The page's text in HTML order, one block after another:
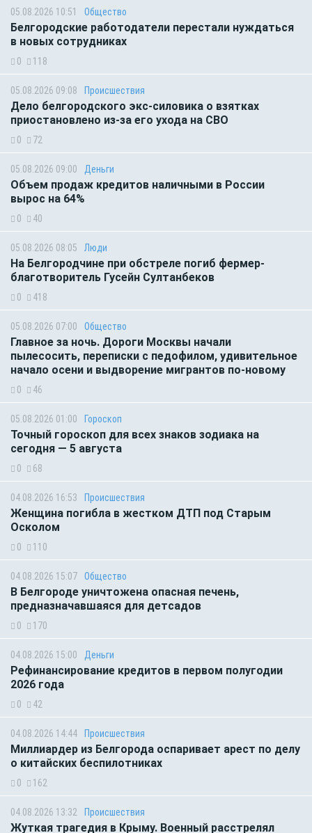
05.08.2026 10:51 Общество
Белгородские работодатели перестали нуждаться
в новых сотрудниках
0 118
05.08.2026 09:08 Происшествия
Дело белгородского экс-силовика о взятках
приостановлено из-за его ухода на СВО
0 72
05.08.2026 09:00 Деньги
Объем продаж кредитов наличными в России
вырос на 64%
0 40
05.08.2026 08:05 Люди
На Белгородчине при обстреле погиб фермер-
благотворитель Гусейн Султанбеков
0 418
05.08.2026 07:00 Общество
Главное за ночь. Дороги Москвы начали
пылесосить, переписки с педофилом, удивительное
начало осени и выдворение мигрантов по-новому
0 46
05.08.2026 01:00 Гороскоп
Точный гороскоп для всех знаков зодиака на
сегодня — 5 августа
0 68
04.08.2026 16:53 Происшествия
Женщина погибла в жестком ДТП под Старым
Осколом
0 110
04.08.2026 15:07 Общество
В Белгороде уничтожена опасная печень,
предназначавшаяся для детсадов
0 170
04.08.2026 15:00 Деньги
Рефинансирование кредитов в первом полугодии
2026 года
0 42
04.08.2026 14:44 Происшествия
Миллиардер из Белгорода оспаривает арест по делу
о китайских беспилотниках
0 162
04.08.2026 13:32 Происшествия
Жуткая трагедия в Крыму. Военный расстрелял